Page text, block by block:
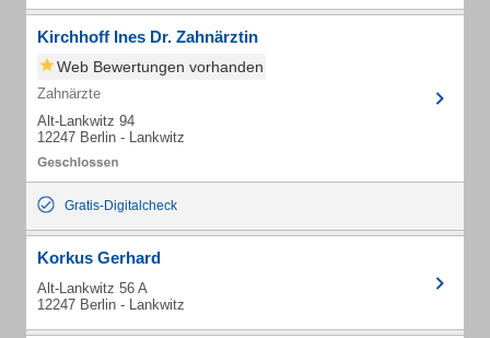
Kirchhoff Ines Dr. Zahnärztin
Web Bewertungen vorhanden
Zahnärzte
Alt-Lankwitz 94
12247 Berlin - Lankwitz
Gratis-Digitalcheck
Korkus Gerhard
Alt-Lankwitz 56 A
12247 Berlin - Lankwitz